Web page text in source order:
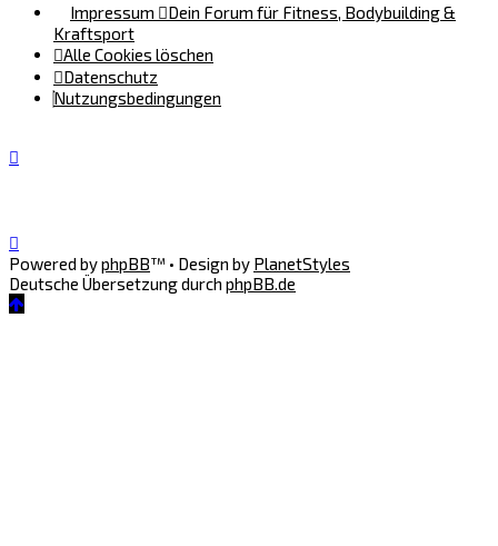
Impressum
Dein Forum für Fitness, Bodybuilding &
Kraftsport
Alle Cookies löschen
Datenschutz
Nutzungsbedingungen
Powered byphpBB™ • Design by PlanetStyles
Deutsche Übersetzung durch phpBB.de